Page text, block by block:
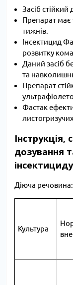
Засіб
Препарат має
тижнів.
Інсектицид
розвитку
Даний засіб
та
Препарат
Фастак
Інструкція,
дозування
Діюча
Культура